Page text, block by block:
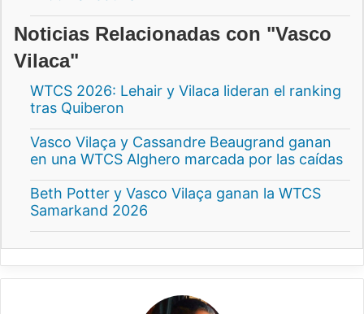
Noticias Relacionadas con "Vasco
Vilaca"
WTCS 2026: Lehair y Vilaca lideran el ranking
tras Quiberon
Vasco Vilaça y Cassandre Beaugrand ganan
en una WTCS Alghero marcada por las caídas
Beth Potter y Vasco Vilaça ganan la WTCS
Samarkand 2026